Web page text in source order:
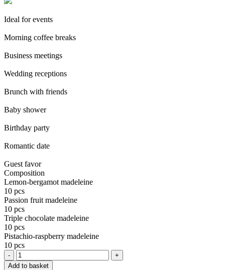
Ideal for events
Morning coffee breaks
Business meetings
Wedding receptions
Brunch with friends
Baby shower
Birthday party
Romantic date
Guest favor
Сomposition
Lemon-bergamot madeleine
10 pcs
Passion fruit madeleine
10 pcs
Triple chocolate madeleine
10 pcs
Pistachio-raspberry madeleine
10 pcs
-
Madeleines
quantity
+
Add to basket